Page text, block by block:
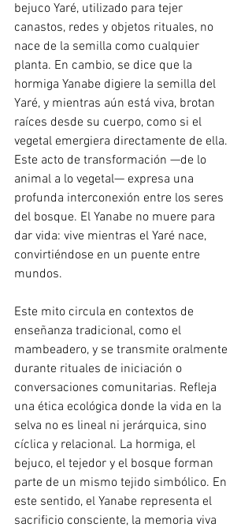
bejuco Yaré, utilizado para tejer
canastos, redes y objetos rituales, no
nace de la semilla como cualquier
planta. En cambio, se dice que la
hormiga Yanabe digiere la semilla del
Yaré, y mientras aún está viva, brotan
raíces desde su cuerpo, como si el
vegetal emergiera directamente de ella.
Este acto de transformación —de lo
animal a lo vegetal— expresa una
profunda interconexión entre los seres
del bosque. El Yanabe no muere para
dar vida: vive mientras el Yaré nace,
convirtiéndose en un puente entre
mundos.
Este mito circula en contextos de
enseñanza tradicional, como el
mambeadero, y se transmite oralmente
durante rituales de iniciación o
conversaciones comunitarias. Refleja
una ética ecológica donde la vida en la
selva no es lineal ni jerárquica, sino
cíclica y relacional. La hormiga, el
bejuco, el tejedor y el bosque forman
parte de un mismo tejido simbólico. En
este sentido, el Yanabe representa el
sacrificio consciente, la memoria viva